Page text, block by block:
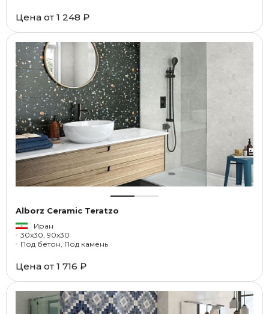
Цена от 1 248 ₽
Alborz Ceramic Teratzo
Иран
30x30, 90x30
Под бетон, Под камень
Цена от 1 716 ₽